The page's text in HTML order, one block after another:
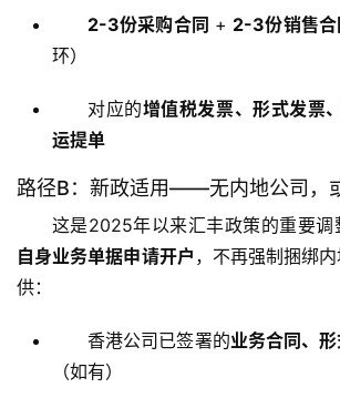
2-3份采购合同 + 2-3份销售合
环）
对应的增值税发票、形式发票
运提单
路径B：新政适用——无内地公司，
这是2025年以来汇丰政策的重要调
自身业务单据申请开户 ，不再强制捆绑
供：
香港公司已签署的业务合同、
（如有）